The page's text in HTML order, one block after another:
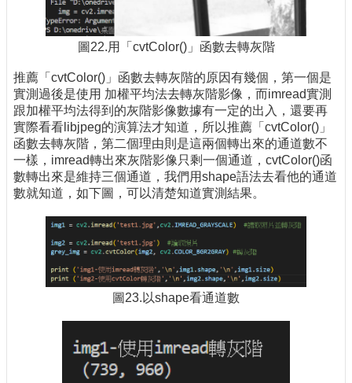
圖22.用「cvtColor()」函數去轉灰階
推薦「cvtColor()」函數去轉灰階的原因有幾個，第一個是
實測過後是使用 加權平均法去轉灰階影像，而imread實測
跟加權平均法得到的灰階影像數據有一定的出入，還要再
實際看看libjpeg的演算法才知道，所以推薦「cvtColor()」
函數去轉灰階，第二個理由則是這兩個轉出來的通道數不
一樣，imread轉出來灰階影像只剩一個通道，cvtColor()函
數轉出來是維持三個通道，我們用shape語法去看他的通道
數就知道，如下圖，可以清楚知道實測結果。
圖23.以shape看通道數